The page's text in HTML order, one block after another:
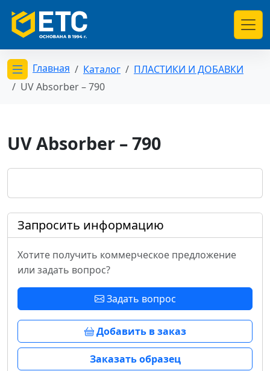
Открыть меню категорий
Главная Каталог
ПЛАСТИКИ И ДОБАВКИ
UV Absorber – 790
UV Absorber – 790
Запросить информацию
Хотите получить коммерческое предложение
или задать вопрос?
Задать вопрос
Добавить в заказ
Заказать образец